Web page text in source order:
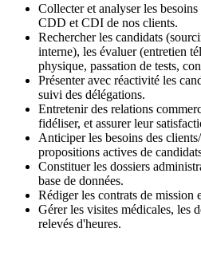
Collecter et analyser les
CDD et CDI de nos clients.
Rechercher les candidats
interne), les évaluer (entretien
physique, passation de tests,
Présenter avec réactivité les
suivi des délégations.
Entretenir des relations
fidéliser, et assurer leur
Anticiper les besoins des
propositions actives de
Constituer les dossiers
base de données.
Rédiger les contrats de mission
Gérer les visites médicales, les
relevés d'heures.